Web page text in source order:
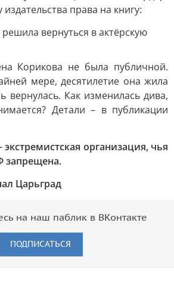
права на книгу:
вернуться в актёрскую
Корикова не была публичной.
мере, десятилетие она жила
вернулась. Как изменилась дива,
Детали – в публикации
организация, чья
запрещена.
Царьград
на наш паблик в ВКонтакте
ПОДПИСАТЬСЯ